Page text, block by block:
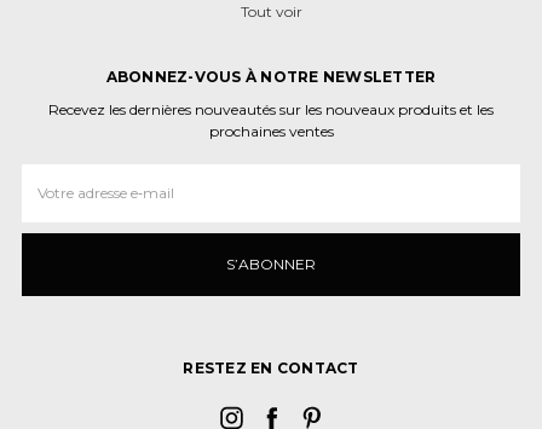
Tout voir
ABONNEZ-VOUS À NOTRE NEWSLETTER
Recevez les dernières nouveautés sur les nouveaux produits et les
prochaines ventes
e‑mail
RESTEZ EN CONTACT